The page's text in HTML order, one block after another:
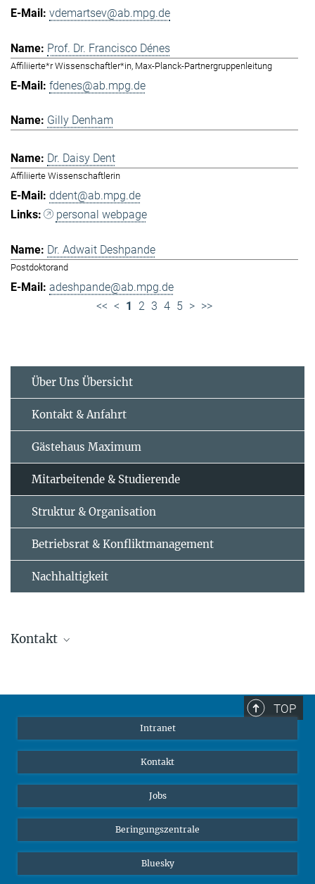
vdemartsev@ab.mpg.de
Prof. Dr. Francisco Dénes
Affiliierte*r Wissenschaftler*in, Max-Planck-Partnergruppenleitung
fdenes@ab.mpg.de
Gilly Denham
Dr. Daisy Dent
Affiliierte Wissenschaftlerin
ddent@ab.mpg.de
personal webpage
Dr. Adwait Deshpande
Postdoktorand
adeshpande@ab.mpg.de
<< < 1 2 3 4 5 > >>
Über Uns Übersicht
Kontakt & Anfahrt
Gästehaus Maximum
Mitarbeitende & Studierende
Struktur & Organisation
Betriebsrat & Konfliktmanagement
Nachhaltigkeit
Kontakt
TOP
Intranet
Kontakt
Jobs
Beringungszentrale
Bluesky